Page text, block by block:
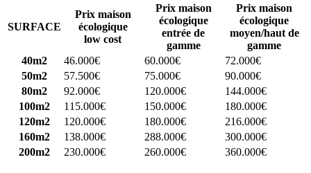
SURFACE
Prix maison
écologique
low cost
Prix maison
écologique
entrée de
gamme
Prix maison
écologique
moyen/haut de
gamme
40m2
46.000€ 60.000€
72.000€
50m2
57.500€ 75.000€
90.000€
80m2
92.000€ 120.000€
144.000€
100m2
115.000€ 150.000€
180.000€
120m2
120.000€ 180.000€
216.000€
160m2
138.000€ 288.000€
300.000€
200m2
230.000€ 260.000€ 360.000€